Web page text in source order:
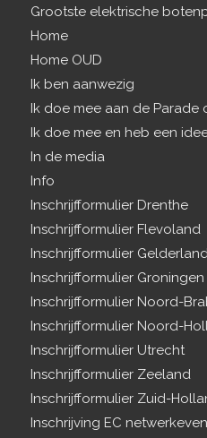
Grootste elektrische
Home
Home OUD
Ik ben aanwezig
Ik doe mee aan de Parade
Ik doe mee en heb een
In de media
Info
Inschrijfformulier Drenthe
Inschrijfformulier Flevoland
Inschrijfformulier
Inschrijfformulier Groningen
Inschrijfformulier Noord-
Inschrijfformulier Noord-
Inschrijfformulier Utrecht
Inschrijfformulier Zeeland
Inschrijfformulier Zuid-
Inschrijving EC